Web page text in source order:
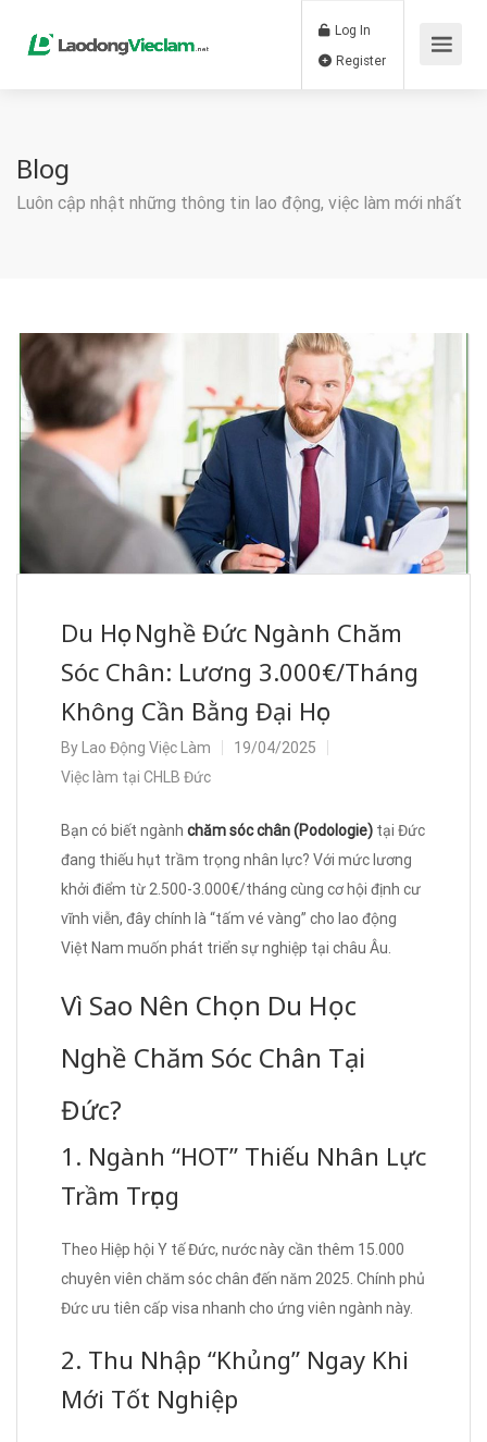
Log In
Blog
Luôn cập nhật những thông tin lao động, việc làm mới nhất
Du Học Nghề Đức Ngành Chăm
Sóc Chân: Lương 3.000€/Tháng
Không Cần Bằng Đại Học
By Lao Động Việc Làm
19/04/2025
Việc làm tại CHLB Đức
Bạn có biết ngành chăm sóc chân (Podologie) tại Đức
đang thiếu hụt trầm trọng nhân lực? Với mức lương
khởi điểm từ 2.500-3.000€/tháng cùng cơ hội định cư
vĩnh viễn, đây chính là “tấm vé vàng” cho lao động
Việt Nam muốn phát triển sự nghiệp tại châu Âu.
Vì Sao Nên Chọn Du Học
Nghề Chăm Sóc Chân Tại
Đức?
1. Ngành “HOT” Thiếu Nhân Lực
Trầm Trọng
Theo Hiệp hội Y tế Đức, nước này cần thêm 15.000
chuyên viên chăm sóc chân đến năm 2025. Chính phủ
Đức ưu tiên cấp visa nhanh cho ứng viên ngành này.
2. Thu Nhập “Khủng” Ngay Khi
Mới Tốt Nghiệp